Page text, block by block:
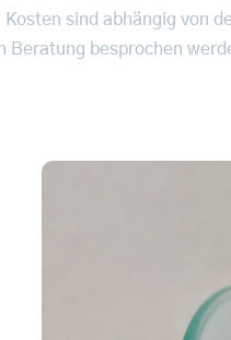
sind abhängig von
Beratung besprochen